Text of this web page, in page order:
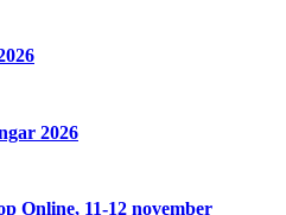
2026
Online, 11-12 november